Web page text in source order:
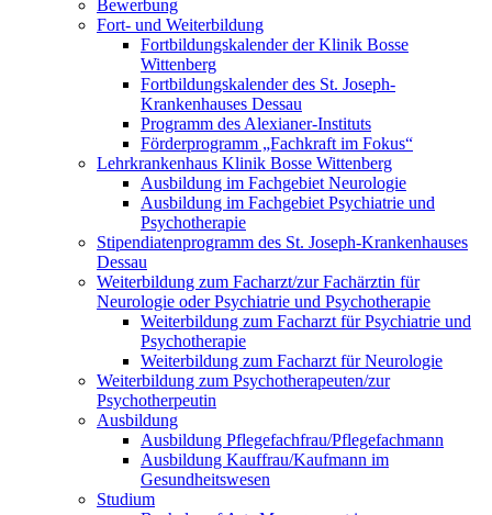
Bewerbung
Fort- und Weiterbildung
Fortbildungskalender der Klinik Bosse
Wittenberg
Fortbildungskalender des St. Joseph-
Krankenhauses Dessau
Programm des Alexianer-Instituts
Förderprogramm „Fachkraft im Fokus“
Lehrkrankenhaus Klinik Bosse Wittenberg
Ausbildung im Fachgebiet Neurologie
Ausbildung im Fachgebiet Psychiatrie und
Psychotherapie
Stipendiatenprogramm des St. Joseph-Krankenhauses
Dessau
Weiterbildung zum Facharzt/zur Fachärztin für
Neurologie oder Psychiatrie und Psychotherapie
Weiterbildung zum Facharzt für Psychiatrie und
Psychotherapie
Weiterbildung zum Facharzt für Neurologie
Weiterbildung zum Psychotherapeuten/zur
Psychotherpeutin
Ausbildung
Ausbildung Pflegefachfrau/Pflegefachmann
Ausbildung Kauffrau/Kaufmann im
Gesundheitswesen
Studium